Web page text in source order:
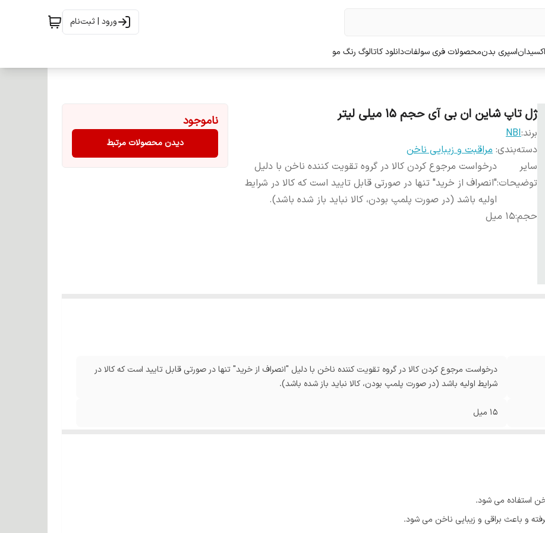
ورود | ثبت‌نام
اکسیداناسپری بدنمحصولات فری سولفاتدانلود کاتالوگ رنگ مو
ژل تاپ شاین ان بی آی حجم ۱۵ میلی لیتر
برند:NBI
دسته‌بندی: مراقبت و زیبایی ناخن
سایر
توضیحات:
درخواست مرجوع کردن کالا در گروه تقویت کننده ناخن با دلیل
"انصراف از خرید" تنها در صورتی قابل تایید است که کالا در شرایط
اولیه باشد (در صورت پلمپ بودن، کالا نباید باز شده باشد).
حجم:15 میل
ناموجود
دیدن محصولات مرتبط
درخواست مرجوع کردن کالا در گروه تقویت کننده ناخن با دلیل "انصراف از خرید" تنها در صورتی قابل تایید است که کالا در
شرایط اولیه باشد (در صورت پلمپ بودن، کالا نباید باز شده باشد).
15 میل
استفاده می شود.
و باعث براقی و زیبایی ناخن می شود.